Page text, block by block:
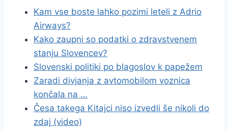
Kam vse boste lahko pozimi leteli z Adrio
Airways?
Kako zaupni so podatki o zdravstvenem
stanju Slovencev?
Slovenski politiki po blagoslov k papežem
Zaradi divjanja z avtomobilom voznica
končala na …
Česa takega Kitajci niso izvedli še nikoli do
zdaj (video)